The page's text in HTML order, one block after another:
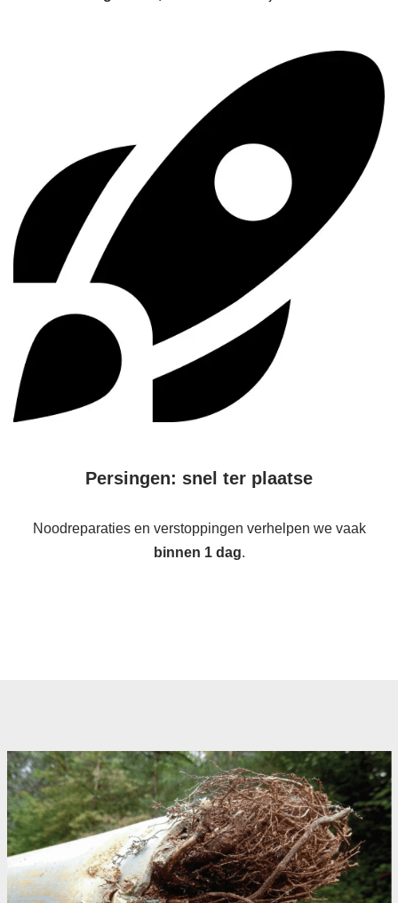
Persingen: snel ter plaatse
Noodreparaties en verstoppingen verhelpen we vaak
binnen 1 dag.